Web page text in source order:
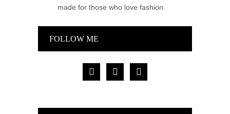
made for those who love fashion.
FOLLOW ME
facebook pinterest instagram